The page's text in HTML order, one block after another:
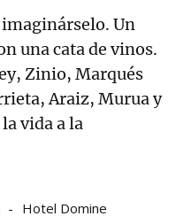
imaginárselo. Un
una cata de vinos.
Zinio, Marqués
Araiz, Murua y
vida a la
Hotel Domine